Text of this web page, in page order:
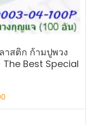
าสติก ก้ามปูพวง
Best Special
Current
price